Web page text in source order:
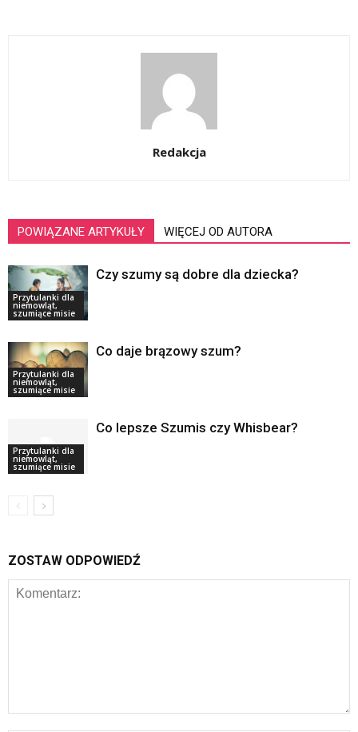
Redakcja
POWIĄZANE ARTYKUŁY WIĘCEJ OD AUTORA
Przytulanki dla
niemowląt,
szumiące misie
Czy szumy są dobre dla dziecka?
Przytulanki dla
niemowląt,
szumiące misie
Co daje brązowy szum?
Przytulanki dla
niemowląt,
szumiące misie
Co lepsze Szumis czy Whisbear?
ZOSTAW ODPOWIEDŹ